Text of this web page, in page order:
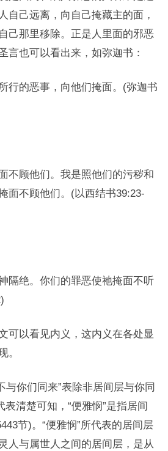
自己远离，向自己掩藏主的面，
己那里移除。正是人里面的邪恶
言也可以看出来，如弥迦书：
行的恶事，向他们掩面。(弥迦书
不顾他们。我是照他们的污秽和
面不顾他们。(以西结书39:23-
隔绝。你们的罪恶使祂掩面不听
可以看见内义，这内义在各处显
。
与你们同来”表除非居间层与你同
表清楚可知，“便雅悯”是指居间
节)。“便雅悯”所代表的居间层
人与属世人之间的居间层，是从